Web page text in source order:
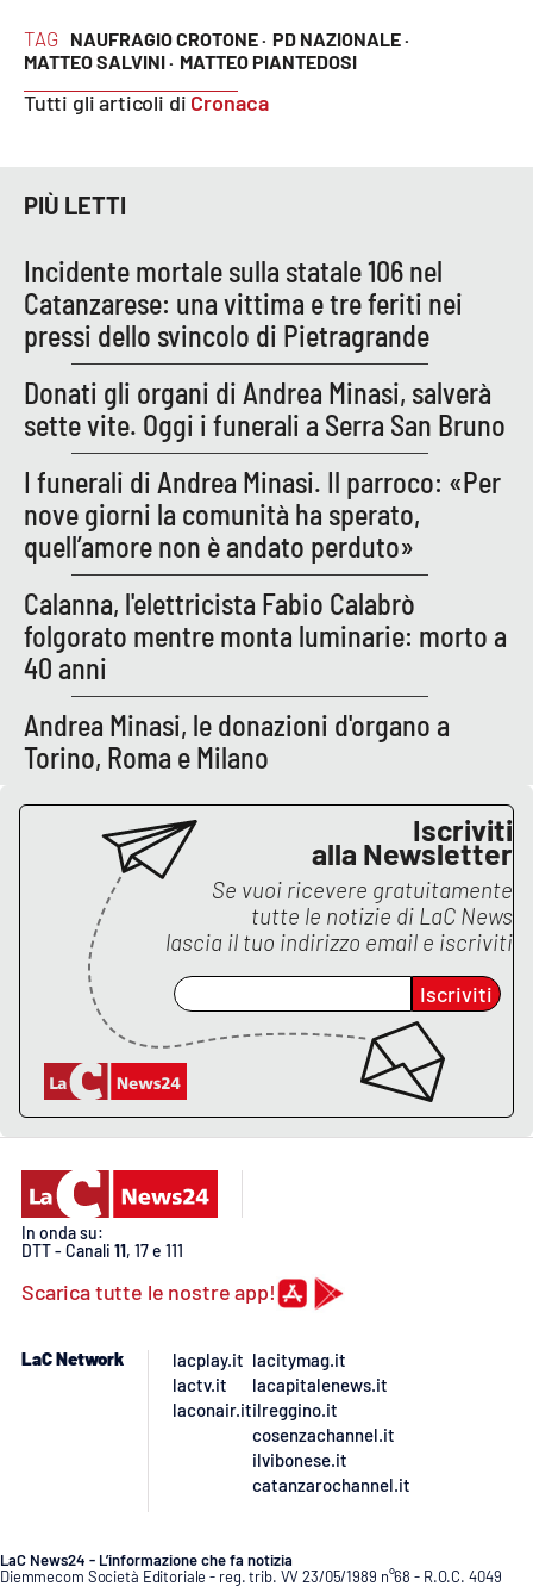
Buona Sanità Calabria
Destinazioni
Eventi
Food
Storie
NETWORK
Lacplay.it
Laconair.it
Lacapitalenews.it
Ilreggino.it
Cosenzachannel.it
Ilvibonese.it
Catanzarochannel.it
APP
Apple
TAG NAUFRAGIO CROTONE · PD NAZIONALE ·
MATTEO SALVINI · MATTEO PIANTEDOSI
Tutti gli articoli di Cronaca
PIÙ LETTI
Incidente mortale sulla statale 106 nel
Catanzarese: una vittima e tre feriti nei
pressi dello svincolo di Pietragrande
Donati gli organi di Andrea Minasi, salverà
sette vite. Oggi i funerali a Serra San Bruno
I funerali di Andrea Minasi. Il parroco: «Per
nove giorni la comunità ha sperato,
quell’amore non è andato perduto»
Calanna, l'elettricista Fabio Calabrò
folgorato mentre monta luminarie: morto a
40 anni
Andrea Minasi, le donazioni d'organo a
Torino, Roma e Milano
Iscriviti
alla Newsletter
Se vuoi ricevere gratuitamente
tutte le notizie di LaC News
lascia il tuo indirizzo email e iscriviti
Iscriviti
In onda su:
DTT - Canali 11, 17 e 111
Scarica tutte le nostre app!
LaC Network
lacplay.it
lactv.it
laconair.it
lacitymag.it
lacapitalenews.it
ilreggino.it
cosenzachannel.it
ilvibonese.it
catanzarochannel.it
LaC News24 - L’informazione che fa notizia
Diemmecom Società Editoriale - reg. trib. VV 23/05/1989 n°68 - R.O.C. 4049